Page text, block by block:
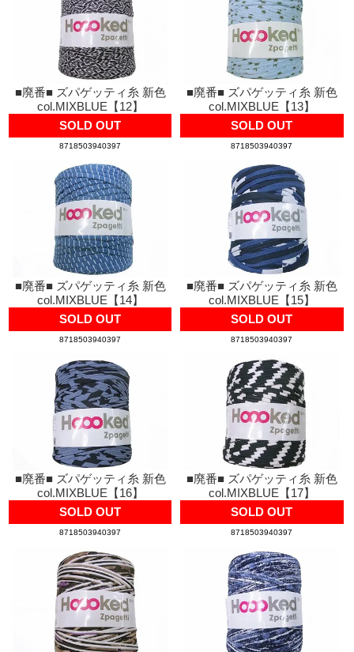
■廃番■ ズパゲッティ糸 新色
col.MIXBLUE【12】
SOLD OUT
8718503940397
■廃番■ ズパゲッティ糸 新色
col.MIXBLUE【13】
SOLD OUT
8718503940397
■廃番■ ズパゲッティ糸 新色
col.MIXBLUE【14】
SOLD OUT
8718503940397
■廃番■ ズパゲッティ糸 新色
col.MIXBLUE【15】
SOLD OUT
8718503940397
■廃番■ ズパゲッティ糸 新色
col.MIXBLUE【16】
SOLD OUT
8718503940397
■廃番■ ズパゲッティ糸 新色
col.MIXBLUE【17】
SOLD OUT
8718503940397